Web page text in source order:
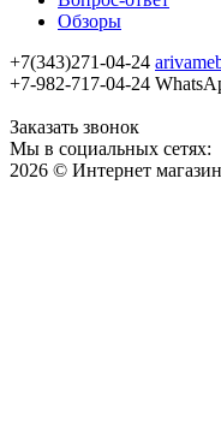
Обзоры
+7(343)271-04-24
+7-982-717-04-24
Заказать звонок
Мы в социальных сетях:
2026 © Интернет